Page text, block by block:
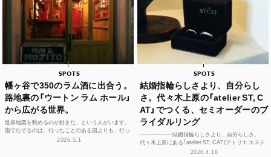
SPOTS
幡ヶ谷で350のラム酒に出合う。
路地裏の「ウートン ラム ホール」
から広がる世界。
世界地図を眺めるのが好きだ、という人がいます。
指でなぞるのは、行ったことのある国よりも、行っ
たことのない島々のほう。カリブ海に散らばる、名
2026.5.1
SPOTS
結婚指輪らしさより、自分らし
さ。代々木上原の「atelier ST, C
AT」でつくる、セミオーダーのブ
ライダルリング
——————結婚指輪らしさより、自分らしさ。
代々木上原にある「atelier ST, CAT（アトリエ エステ
ィーキャット）」は、アトリエを併設するブ...
2026.4.16